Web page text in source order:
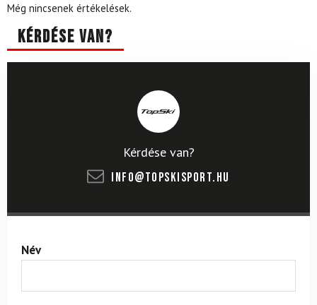
Még nincsenek értékelések.
Kérdése van?
Kérdése van?
info@topskisport.hu
Név